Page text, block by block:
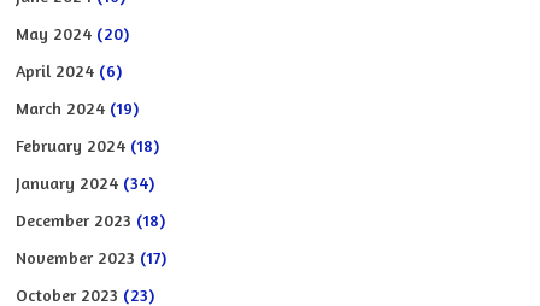
May 2024 (20)
April 2024 (6)
March 2024 (19)
February 2024 (18)
January 2024 (34)
December 2023 (18)
November 2023 (17)
October 2023 (23)